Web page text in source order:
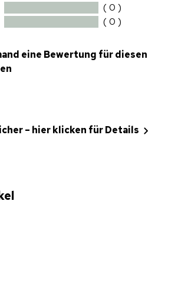
( 0 )
( 0 )
eine Bewertung für diesen
– hier klicken für Details